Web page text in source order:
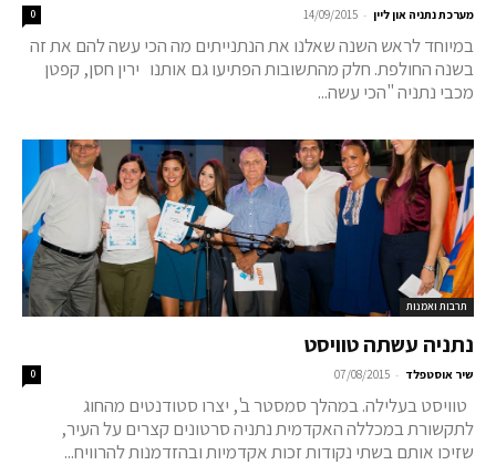
מערכת נתניה און ליין -
14/09/2015
0
במיוחד לראש השנה שאלנו את הנתנייתים מה הכי עשה להם את זה
בשנה החולפת. חלק מהתשובות הפתיעו גם אותנו ירין חסן, קפטן
מכבי נתניה "הכי עשה...
תרבות ואמנות
נתניה עשתה טוויסט
שיר אוסטפלד -
07/08/2015
0
טוויסט בעלילה. במהלך סמסטר ב', יצרו סטודנטים מהחוג
לתקשורת במכללה האקדמית נתניה סרטונים קצרים על העיר,
שזיכו אותם בשתי נקודות זכות אקדמיות ובהזדמנות להרוויח...